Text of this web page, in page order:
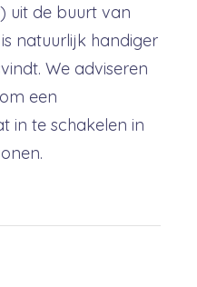
uit de buurt van
natuurlijk handiger
We adviseren
een
in te schakelen in